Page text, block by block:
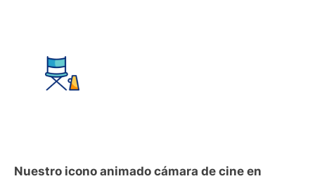
Nuestro icono animado cámara de cine en